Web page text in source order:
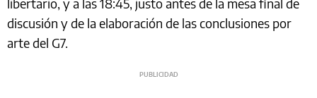
libertario, y a las 18:45, justo antes de la mesa final de
discusión y de la elaboración de las conclusiones por
arte del G7.